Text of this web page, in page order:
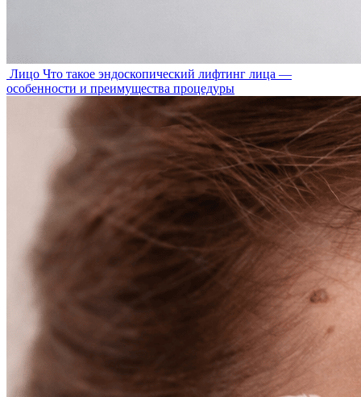
Лицо Что такое эндоскопический лифтинг лица —
особенности и преимущества процедуры